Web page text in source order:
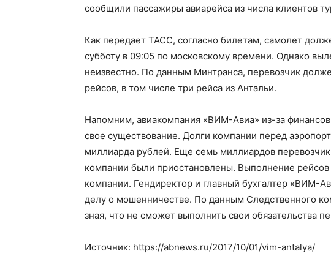
сообщили пассажиры авиарейса из числа клиентов
Как передает ТАСС, согласно билетам, самолет
субботу в 09:05 по московскому времени. Однако
неизвестно. По данным Минтранса, перевозчик
рейсов, в том числе три рейса из Антальи.
Напомним, авиакомпания «ВИМ-Авиа» из-за
свое существование. Долги компании перед
миллиарда рублей. Еще семь миллиардов
компании были приостановлены. Выполнение рейсов
компании. Гендиректор и главный бухгалтер «ВИМ-
делу о мошенничестве. По данным Следственного
зная, что не сможет выполнить свои обязательства
Источник: https://abnews.ru/2017/10/01/vim-antalya/